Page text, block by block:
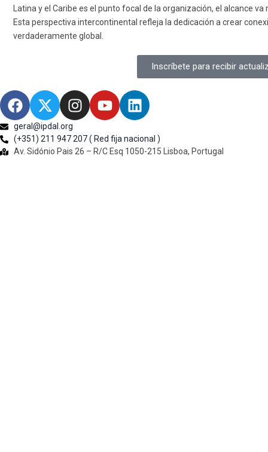
Latina y el Caribe es el punto focal de la organización, el alcance
Esta perspectiva intercontinental refleja la dedicación a crear
verdaderamente global.
Inscríbete para recibir
geral@ipdal.org
(+351) 211 947 207 ( Red fija nacional )
Av. Sidónio Pais 26 – R/C Esq 1050-215 Lisboa, Portugal